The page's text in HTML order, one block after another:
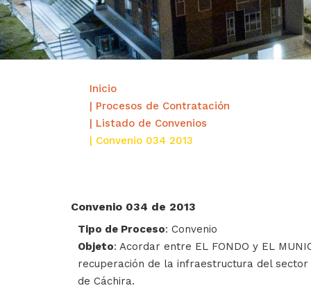
Inicio
| Procesos de Contratación
| Listado de Convenios
| Convenio 034 2013
Convenio 034 de 2013
Tipo de Proceso: Convenio
Objeto: Acordar entre EL FONDO y EL
recuperación de la infraestructura del sector
de Cáchira.